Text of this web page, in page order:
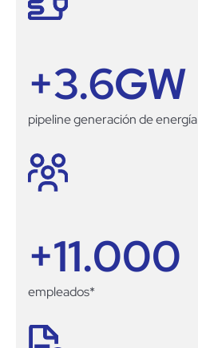
pipeline generación de energía
+3.6GW
empleados*
+11.000